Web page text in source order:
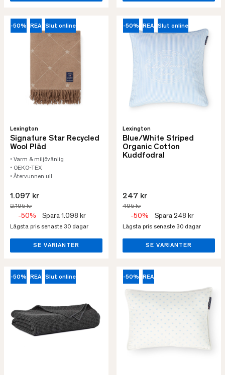
-50% REA Slut online
Lexington
Signature Star Recycled
Wool Pläd
• Varm & miljövänlig
• OEKO-TEX
• Återvunnen ull
1.097 kr
2.195 kr
-50% Spara 1.098 kr
Lägsta pris senaste 30 dagar
SE VARIANTER
-50% REA Slut online
Lexington
Blue/White Striped
Organic Cotton
Kuddfodral
247 kr
495 kr
-50% Spara 248 kr
Lägsta pris senaste 30 dagar
SE VARIANTER
-50% REA Slut online -50% REA